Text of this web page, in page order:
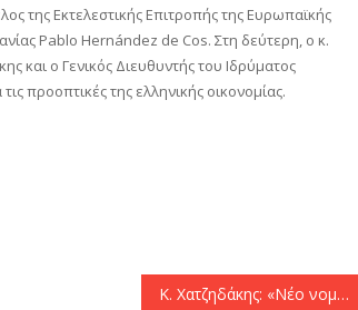
της Εκτελεστικής Επιτροπής της Ευρωπαϊκής
Pablo Hernández de Cos. Στη δεύτερη, ο κ.
και ο Γενικός Διευθυντής του Ιδρύματος
προοπτικές της ελληνικής οικονομίας.
Κ. Χατζηδάκης: «Νέο νομοσχέδιο για το Χρηματιστήριο έως το τέλος του μήνα»